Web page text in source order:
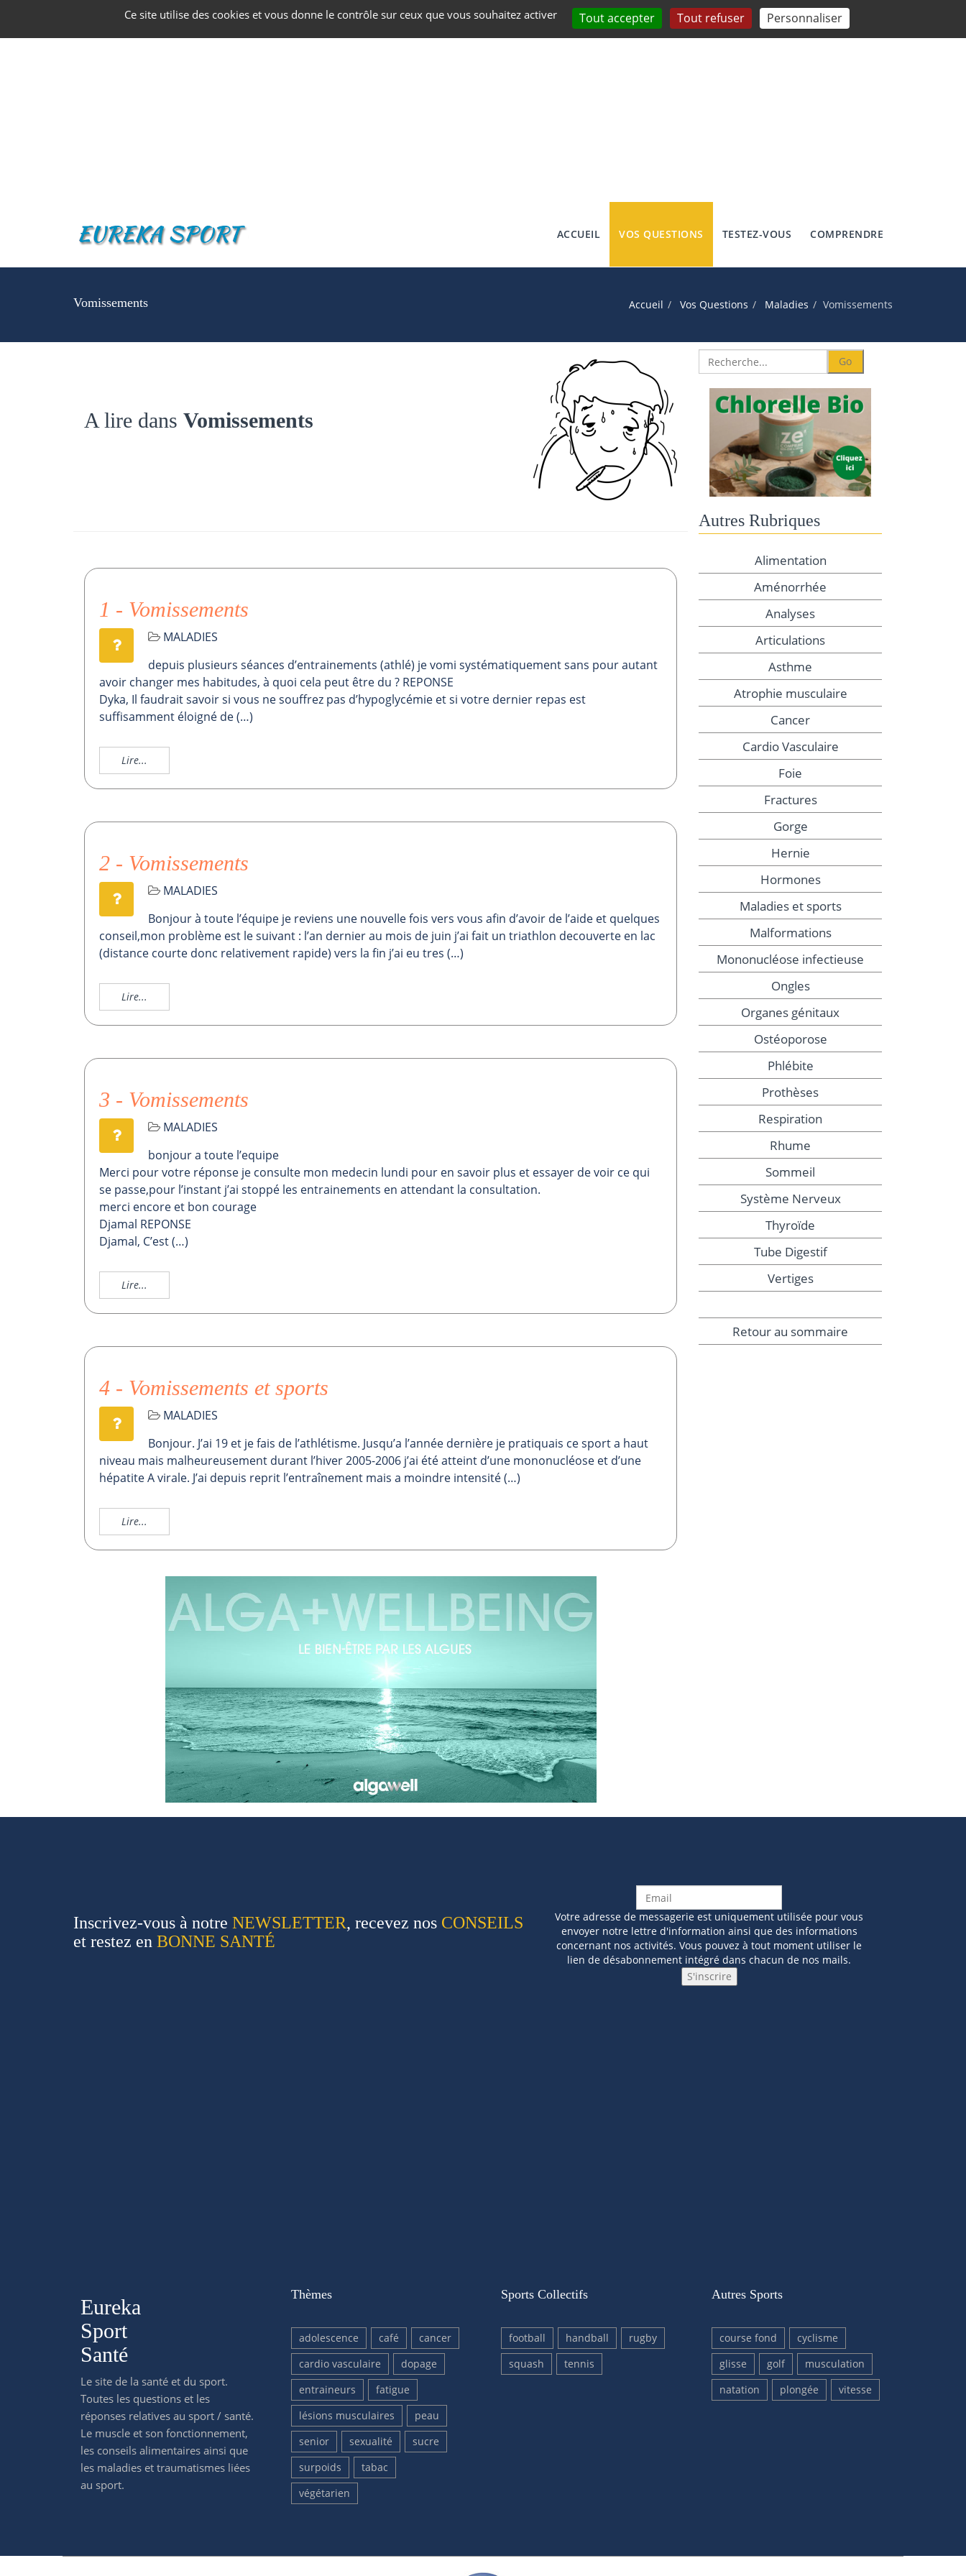
ACCUEIL VOS QUESTIONS TESTEZ-VOUS COMPRENDRE
Vomissements Accueil Vos Questions Maladies Vomissements
A lire dans Vomissements
1 - Vomissements
MALADIES
depuis plusieurs séances d’entrainements (athlé) je vomi systématiquement sans pour autant
avoir changer mes habitudes, à quoi cela peut être du ? REPONSE
Dyka, Il faudrait savoir si vous ne souffrez pas d’hypoglycémie et si votre dernier repas est
suffisamment éloigné de (…)
Lire...
2 - Vomissements
MALADIES
Bonjour à toute l’équipe je reviens une nouvelle fois vers vous afin d’avoir de l’aide et quelques
conseil,mon problème est le suivant : l’an dernier au mois de juin j’ai fait un triathlon decouverte en lac
(distance courte donc relativement rapide) vers la fin j’ai eu tres (…)
Lire...
3 - Vomissements
MALADIES
bonjour a toute l’equipe
Merci pour votre réponse je consulte mon medecin lundi pour en savoir plus et essayer de voir ce qui
se passe,pour l’instant j’ai stoppé les entrainements en attendant la consultation.
merci encore et bon courage
Djamal REPONSE
Djamal, C’est (…)
Lire...
4 - Vomissements et sports
MALADIES
Bonjour. J’ai 19 et je fais de l’athlétisme. Jusqu’a l’année dernière je pratiquais ce sport a haut
niveau mais malheureusement durant l’hiver 2005-2006 j’ai été atteint d’une mononucléose et d’une
hépatite A virale. J’ai depuis reprit l’entraînement mais a moindre intensité (…)
Lire...
Autres Rubriques
Alimentation
Aménorrhée
Analyses
Articulations
Asthme
Atrophie musculaire
Cancer
Cardio Vasculaire
Foie
Fractures
Gorge
Hernie
Hormones
Maladies et sports
Malformations
Mononucléose infectieuse
Ongles
Organes génitaux
Ostéoporose
Phlébite
Prothèses
Respiration
Rhume
Sommeil
Système Nerveux
Thyroïde
Tube Digestif
Vertiges
Retour au sommaire
Inscrivez-vous à notre NEWSLETTER, recevez nos CONSEILS
et restez en BONNE SANTÉ
Votre adresse de messagerie est uniquement utilisée pour vous
envoyer notre lettre d'information ainsi que des informations
concernant nos activités. Vous pouvez à tout moment utiliser le
lien de désabonnement intégré dans chacun de nos mails.
Eureka
Sport
Santé
Le site de la santé et du sport.
Toutes les questions et les
réponses relatives au sport / santé.
Le muscle et son fonctionnement,
les conseils alimentaires ainsi que
les maladies et traumatismes liées
au sport.
Thèmes
adolescence café
cancer
cardio vasculaire
dopage
entraineurs
fatigue
lésions musculaires
peau
senior
sexualité
sucre
surpoids
tabac
végétarien
Sports Collectifs
football handball
rugby
squash
tennis
Autres Sports
course fond
cyclisme
glisse
golf
musculation
natation
plongée vitesse
Ce site utilise des cookies et vous donne le contrôle sur ceux que vous souhaitez activer Tout accepter Tout refuser Personnaliser